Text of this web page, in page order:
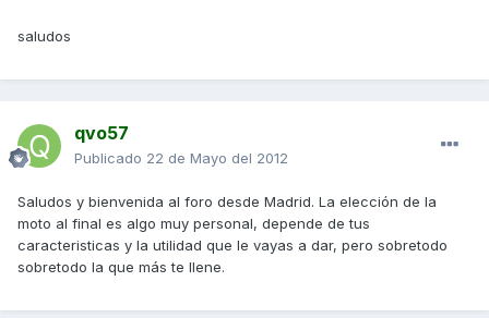
saludos
qvo57
Publicado 22 de Mayo del 2012
Saludos y bienvenida al foro desde Madrid. La elección de la
moto al final es algo muy personal, depende de tus
caracteristicas y la utilidad que le vayas a dar, pero sobretodo
sobretodo la que más te llene.